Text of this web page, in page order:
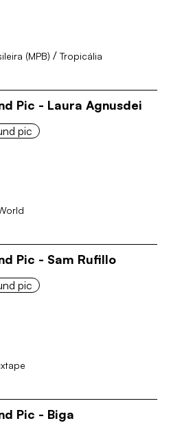
(MPB) / Tropicália
Pic - Laura Agnusdei
pic
Pic - Sam Rufillo
pic
Pic - Biga